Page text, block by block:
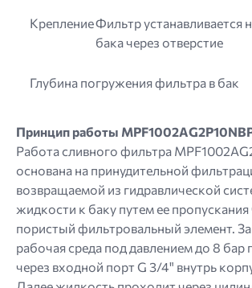
КреплениеФильтр устанавливается
бака через отверстие
Глубина погружения фильтра в бак
Принцип работы
Работа сливного фильтра
основана на принудительной
возвращаемой из гидравлической
жидкости к баку путем ее пропускания
пористый фильтровальный элемент.
рабочая среда под давлением до 8 бар
через входной порт G 3/4" внутрь